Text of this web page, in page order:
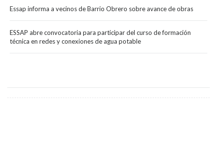
Essap informa a vecinos de Barrio Obrero sobre avance de obras
ESSAP abre convocatoria para participar del curso de formación
técnica en redes y conexiones de agua potable